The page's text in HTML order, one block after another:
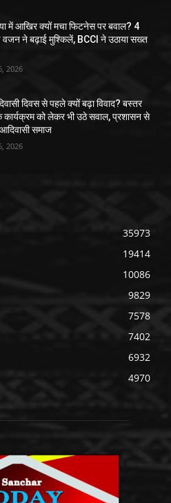
में आखिर क्यों मचा फिटनेस पर बवाल? 4
वजन ने बढ़ाई मुश्किलें, BCCI ने उठाया सख्त
2026
दिवस से पहले क्यों बढ़ा विवाद? बस्तर
कार्यक्रम को लेकर भी उठे सवाल, प्रशासन से
समाज
2026
35973
19414
10086
9829
7578
7402
6932
4970